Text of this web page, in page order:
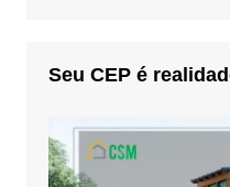
Seu CEP é